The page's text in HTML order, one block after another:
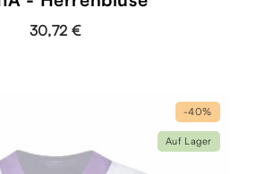
30,72 €
-40%
Auf Lager